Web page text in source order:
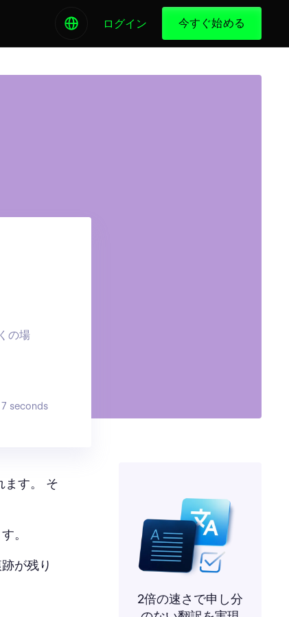
ログイン 今すぐ始める
の場
seconds
ます。 そ
。
が残り
2倍の速さで申し分